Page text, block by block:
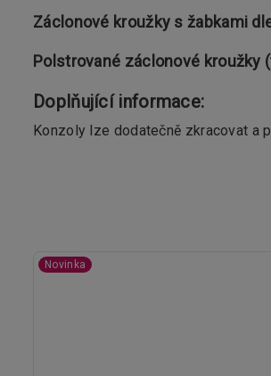
Záclonové kroužky s žabkami
Polstrované záclonové kroužky
Doplňující informace:
Konzoly lze dodatečně zkracovat a
Novinka